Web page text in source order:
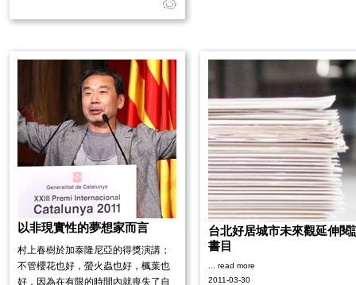
以非現實性的夢想家而言
村上春樹於加泰隆尼亞的得獎演講；
不管櫻花也好，螢火蟲也好，楓葉也
好，因為在有限的時間內就喪失了自
台北好居城市未來觀延伸閱
書目
... read more
2011-03-30